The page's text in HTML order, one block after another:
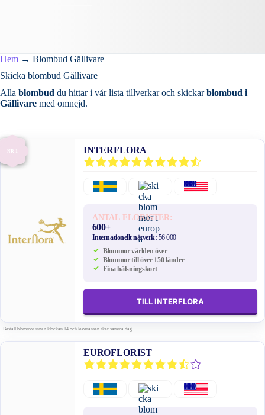
Hem → Blombud Gällivare
Skicka blombud Gällivare
Alla blombud du hittar i vår lista tillverkar och skickarblombud i
Gällivare med omnejd.
NR 1 INTERFLORA
ANTAL FLORISTER:
600+
Internationellt nätverk: 56 000
Blommor världen över
Blommor till över 150 länder
Fina hälsningskort
TILL INTERFLORA
Beställ blommor innan klockan 14 och leveransen sker samma dag.
EUROFLORIST